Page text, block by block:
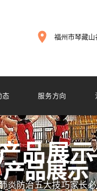
福州市琴藏山
态 服务方向
品展示
炎防治五大技巧家长